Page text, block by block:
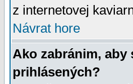
z internetovej
Návrat hore
Ako zabránim, aby
prihlásených?